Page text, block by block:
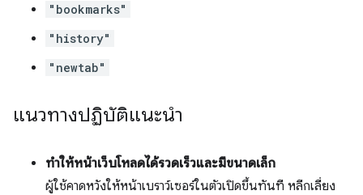
"bookmarks"
"history"
"newtab"
แนวทางปฏิบัติแนะนำ
ทำให้หน้าเว็บโหลดได้รวดเร็วและมีขนาดเล็ก
ผู้ใช้คาดหวังให้หน้าเบราว์เซอร์ในตัวเปิดขึ้นทันที หลีกเลี่ยง